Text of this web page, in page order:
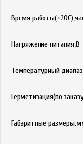
Время
Напряжение питания,В
Температурный
Герметизация(по
Габаритные